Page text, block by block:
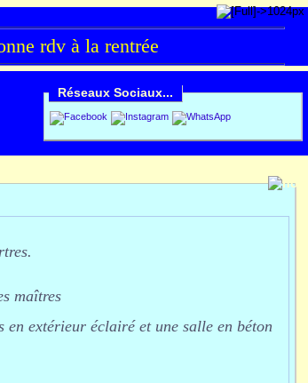
rdv à la rentrée
Réseaux Sociaux...
maîtres
extérieur éclairé et une salle en béton